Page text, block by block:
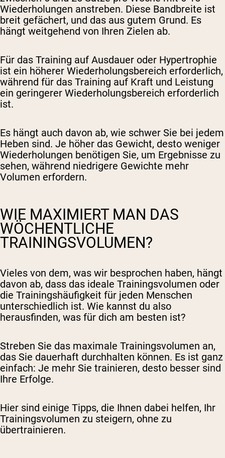
Wiederholungen anstreben. Diese Bandbreite ist
breit gefächert, und das aus gutem Grund. Es
hängt weitgehend von Ihren Zielen ab.
Für das Training auf Ausdauer oder Hypertrophie
ist ein höherer Wiederholungsbereich erforderlich,
während für das Training auf Kraft und Leistung
ein geringerer Wiederholungsbereich erforderlich
ist.
Es hängt auch davon ab, wie schwer Sie bei jedem
Heben sind. Je höher das Gewicht, desto weniger
Wiederholungen benötigen Sie, um Ergebnisse zu
sehen, während niedrigere Gewichte mehr
Volumen erfordern.
WIE MAXIMIERT MAN DAS
WÖCHENTLICHE
TRAININGSVOLUMEN?
Vieles von dem, was wir besprochen haben, hängt
davon ab, dass das ideale Trainingsvolumen oder
die Trainingshäufigkeit für jeden Menschen
unterschiedlich ist. Wie kannst du also
herausfinden, was für dich am besten ist?
Streben Sie das maximale Trainingsvolumen an,
das Sie dauerhaft durchhalten können. Es ist ganz
einfach: Je mehr Sie trainieren, desto besser sind
Ihre Erfolge.
Hier sind einige Tipps, die Ihnen dabei helfen, Ihr
Trainingsvolumen zu steigern, ohne zu
übertrainieren.